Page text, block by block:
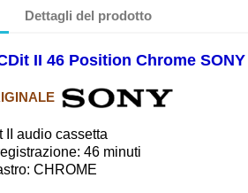
Dettagli del prodotto
II 46 Position Chrome SONY
II audio cassetta
46 minuti
CHROME